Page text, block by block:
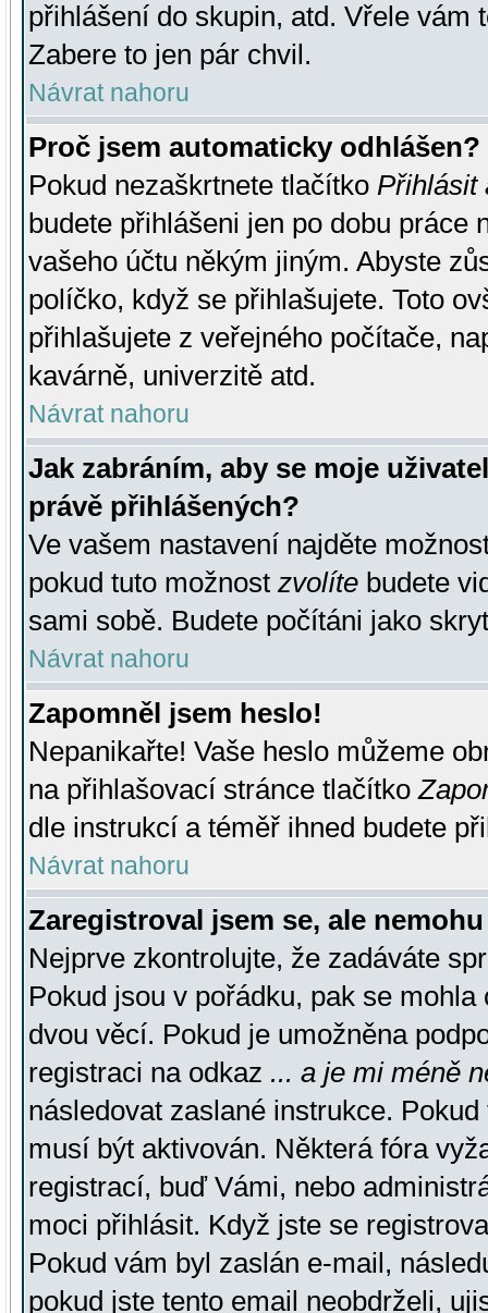
přihlášení do skupin, atd. Vřele vám
Zabere to jen pár chvil.
Návrat nahoru
Proč jsem automaticky odhlášen?
Pokud nezaškrtnete tlačítko Přihlásit
budete přihlášeni jen po dobu práce
vašeho účtu někým jiným. Abyste
políčko, když se přihlašujete. Toto
přihlašujete z veřejného počítače,
kavárně, univerzitě atd.
Návrat nahoru
Jak zabráním, aby se moje
právě přihlášených?
Ve vašem nastavení najděte
pokud tuto možnost zvolíte budete
sami sobě. Budete počítáni jako
Návrat nahoru
Zapomněl jsem heslo!
Nepanikařte! Vaše heslo můžeme
na přihlašovací stránce tlačítko
dle instrukcí a téměř ihned budete
Návrat nahoru
Zaregistroval jsem se, ale
Nejprve zkontrolujte, že zadáváte
Pokud jsou v pořádku, pak se
dvou věcí. Pokud je umožněna
registraci na odkaz ... a je mi méně
následovat zaslané instrukce.
musí být aktivován. Některá fóra
registrací, buď Vámi, nebo
moci přihlásit. Když jste se
Pokud vám byl zaslán e-mail,
pokud jste tento email neobdrželi,